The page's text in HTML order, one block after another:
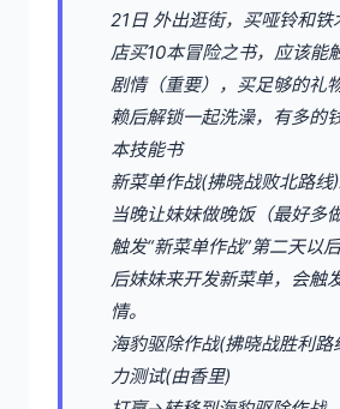
21日 外出逛街，买哑铃和铁
店买10本冒险之书，应该能
剧情（重要），买足够的礼
赖后解锁一起洗澡，有多的
本技能书
新菜单作战(拂晓战败北路
当晚让妹妹做晚饭（最好多
触发“新菜单作战”第二天以
后妹妹来开发新菜单，会触
情。
海豹驱除作战(拂晓战胜利路
力测试(由香里)